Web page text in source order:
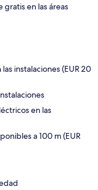
en las áreas
instalaciones (EUR 20
en las
a 100 m (EUR